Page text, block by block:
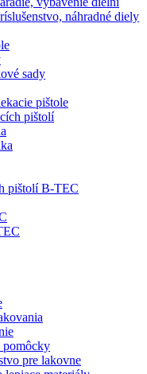
náhradné diely
sady
pištole
pištolí
pištolí B-TEC
pomôcky
pre lakovne